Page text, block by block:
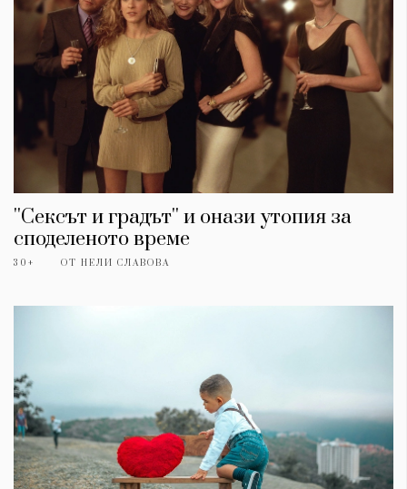
''Сексът и градът'' и онази утопия за
споделеното време
30+ ОТ НЕЛИ СЛАВОВА